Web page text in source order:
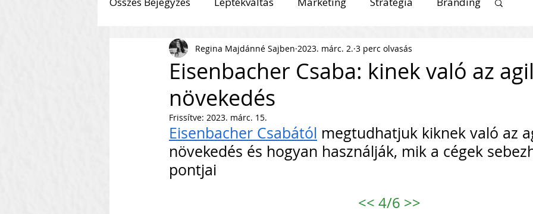
KKV Magyar Business Podcast PR HR
Kommunikáció Csapatépítés
Vállalkozás Építés Nonprofit Szervezet Startup
Eisenbacher Csaba: kinek való az
növekedés
Regina Majdánné Sajben 2023. márc. 2. 3 perc olvasás
Frissítve: 2023. márc. 15.
Eisenbacher Csabától megtudhatjuk kiknek való az
növekedés és hogyan használják, mik a cégek
pontjai
<< 4/6 >>